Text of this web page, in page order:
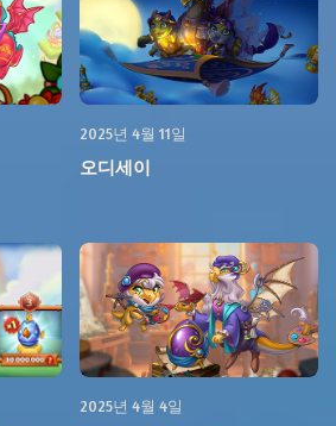
2025년 4월 11일
오디세이
2025년 4월 4일